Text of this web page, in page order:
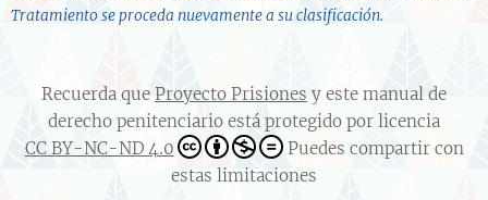
Tratamiento se proceda nuevamente a su clasificación.
Recuerda que Proyecto Prisiones y este manual de
derecho penitenciario está protegido por licencia
CC BY-NC-ND 4.0
Puedes compartir con
estas limitaciones